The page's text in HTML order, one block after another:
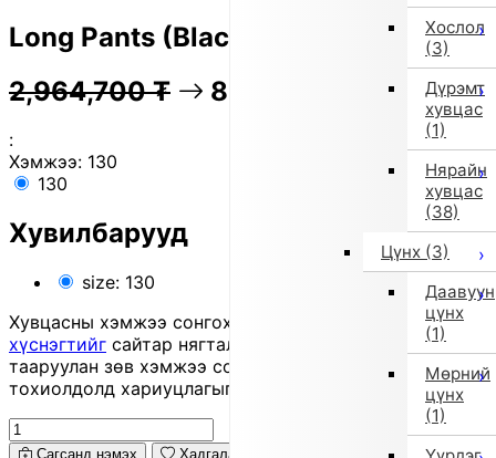
Хослол
(3)
Дүрэмт
хувцас
(1)
Нярайн
хувцас
(38)
Цүнх (3)
Даавуун
цүнх
(1)
Мөрний
цүнх
(1)
Long Pants (Black)
2,964,700 ₮ 81% OFF 592,600 ₮
:
Хэмжээ: 130
130
Хувилбарууд
size: 130
Хувцасны хэмжээ сонгохдоо
хэмжээ сонгох
хүснэгтийг сайтар нягталж, биеийн хэмжээтэйгээ
тааруулан зөв хэмжээ сонгоно уу, хувцас таарахгүй
тохиолдолд хариуцлагыг захиалагч өөрөө хүлээнэ.
Сагсанд нэмэх Хадгалах